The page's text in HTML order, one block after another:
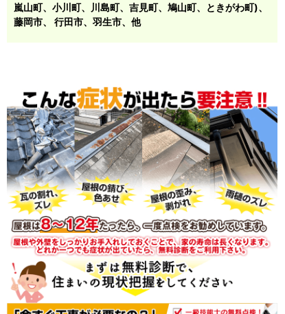
嵐山町、小川町、川島町、吉見町、鳩山町、ときがわ町)、
藤岡市、 行田市、羽生市、他